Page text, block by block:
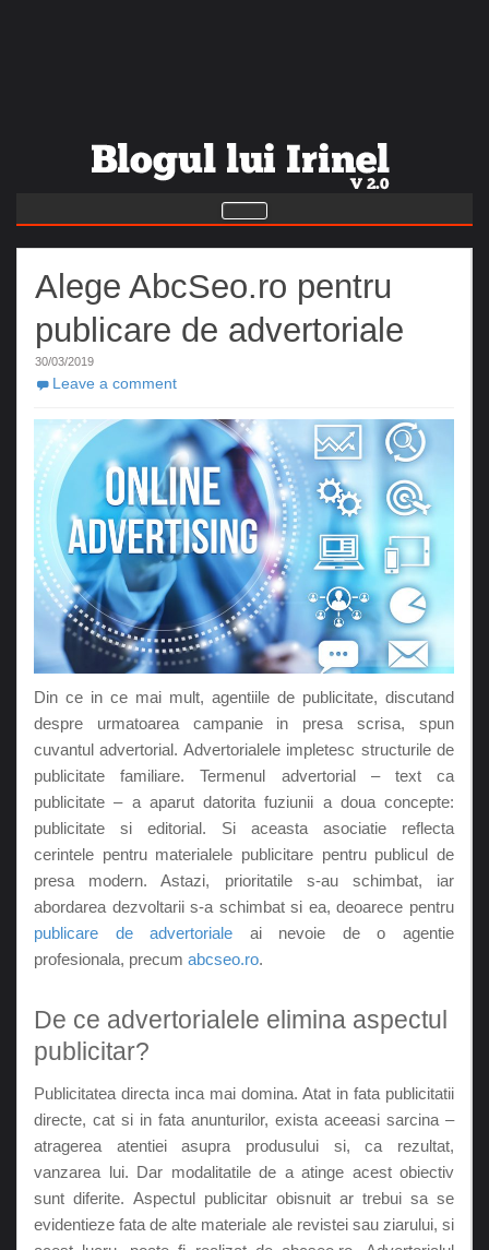
Alege AbcSeo.ro pentru
publicare de advertoriale
30/03/2019
Leave a comment
Din ce in ce mai mult, agentiile de publicitate, discutand
despre urmatoarea campanie in presa scrisa, spun
cuvantul advertorial. Advertorialele impletesc structurile de
publicitate familiare. Termenul advertorial – text ca
publicitate – a aparut datorita fuziunii a doua concepte:
publicitate si editorial. Si aceasta asociatie reflecta
cerintele pentru materialele publicitare pentru publicul de
presa modern. Astazi, prioritatile s-au schimbat, iar
abordarea dezvoltarii s-a schimbat si ea, deoarece pentru
publicare de advertoriale ai nevoie de o agentie
profesionala, precum abcseo.ro.
De ce advertorialele elimina aspectul
publicitar?
Publicitatea directa inca mai domina. Atat in ​​fata publicitatii
directe, cat si in fata anunturilor, exista aceeasi sarcina –
atragerea atentiei asupra produsului si, ca rezultat,
vanzarea lui. Dar modalitatile de a atinge acest obiectiv
sunt diferite. Aspectul publicitar obisnuit ar trebui sa se
evidentieze fata de alte materiale ale revistei sau ziarului, si